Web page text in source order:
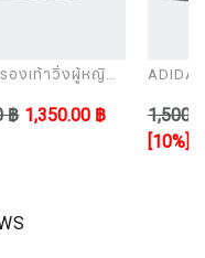
องเท้าวิ่งผู้หญิง
฿ 1,350.00 ฿
[10%]